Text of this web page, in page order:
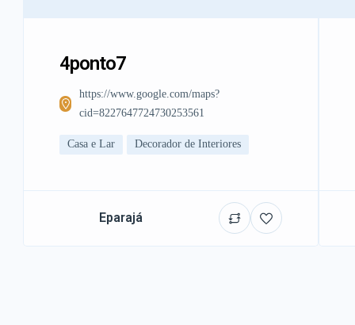
4ponto7
https://www.google.com/maps?
cid=8227647724730253561
Casa e Lar Decorador de Interiores
Eparajá